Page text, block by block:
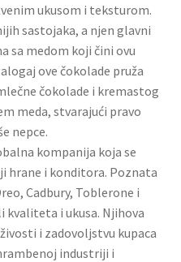
ukusom i teksturom.
sastojaka, a njen glavni
sa medom koji čini ovu
ove čokolade pruža
čokolade i kremastog
meda, stvarajući pravo
nepce.
kompanija koja se
hrane i konditora. Poznata
Cadbury, Toblerone i
i ukusa. Njihova
i zadovoljstvu kupaca
industriji i